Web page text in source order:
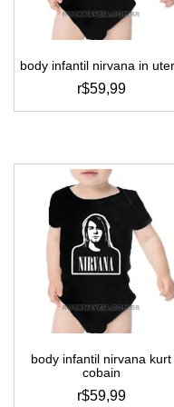
na
página
produto
body infantil nirvana in
r$59,99
este
várias
variantes.
opções
podem
ser
escolhidas
página
do
body infantil nirvana kurt
cobain
r$59,99